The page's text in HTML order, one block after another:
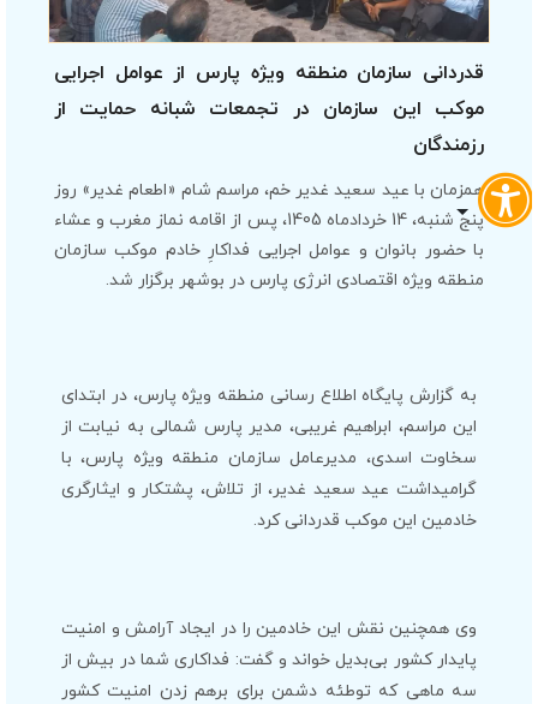
قدردانی سازمان منطقه ویژه پارس از عوامل اجرایی
موکب این سازمان در تجمعات شبانه حمایت از
رزمندگان
همزمان با عید سعید غدیر خم، مراسم شام «اطعام غدیر» روز
پنج شنبه، 14 خردادماه 1405، پس از اقامه نماز مغرب و عشاء
با حضور بانوان و عوامل اجرایی فداکارِ خادم موکب سازمان
منطقه ویژه اقتصادی انرژی پارس در بوشهر برگزار شد.
به گزارش پایگاه اطلاع رسانی منطقه ویژه پارس، در ابتدای
این مراسم، ابراهیم غریبی، مدیر پارس شمالی به نیابت از
سخاوت اسدی، مدیرعامل سازمان منطقه ویژه پارس، با
گرامیداشت عید سعید غدیر، از تلاش، پشتکار و ایثارگری
خادمین این موکب قدردانی کرد.
وی همچنین نقش این خادمین را در ایجاد آرامش و امنیت
پایدار کشور بی‌بدیل خواند و گفت: فداکاری شما در بیش از
سه ماهی که توطئه دشمن برای برهم زدن امنیت کشور